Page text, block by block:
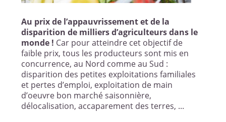
Au prix de l’appauvrissement et de la
disparition de milliers d’agriculteurs dans le
monde ! Car pour atteindre cet objectif de
faible prix, tous les producteurs sont mis en
concurrence, au Nord comme au Sud :
disparition des petites exploitations familiales
et pertes d’emploi, exploitation de main
d’oeuvre bon marché saisonnière,
délocalisation, accaparement des terres, ...